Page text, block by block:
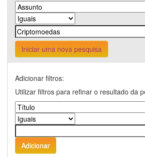
Iniciar uma nova pesquisa
Adicionar filtros:
Utilizar filtros para refinar o resultado da